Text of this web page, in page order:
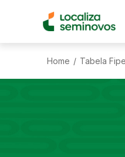
Home / Tabela Fipe